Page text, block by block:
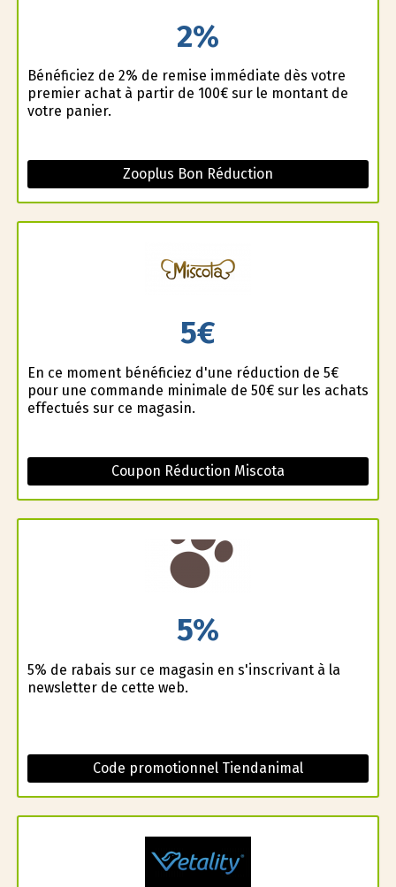
2%
Bénéficiez de 2% de remise immédiate dès votre
premier achat à partir de 100€ sur le montant de
votre panier.
Zooplus Bon Réduction
5€
En ce moment bénéficiez d'une réduction de 5€
pour une commande minimale de 50€ sur les achats
effectués sur ce magasin.
Coupon Réduction Miscota
5%
5% de rabais sur ce magasin en s'inscrivant à la
newsletter de cette web.
Code promotionnel Tiendanimal